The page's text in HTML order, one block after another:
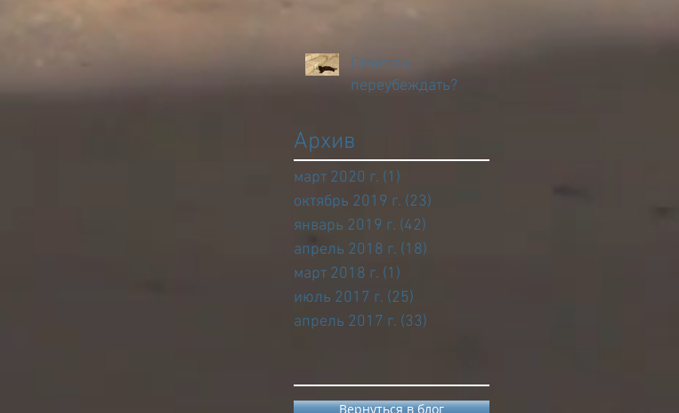
Стоит ли
переубеждать?
Архив
март 2020 г. (1)
октябрь 2019 г. (23)
январь 2019 г. (42)
апрель 2018 г. (18)
март 2018 г. (1)
июль 2017 г. (25)
апрель 2017 г. (33)
Вернуться в блог